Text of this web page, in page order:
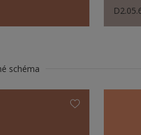
schéma